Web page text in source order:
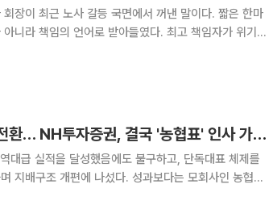
니라 책임의 언어로 받아들였다. 최고 책임자가 위기
하지만 위기 국면에
'1조 클럽' 성과 무색 각자 대표 전환… NH투자증권, 결국 '농협표' 인사 가동하나
대급 실적을 달성했음에도 불구하고, 단독대표 체제를
지배구조 개편에 나섰다. 성과보다는 모회사인 농협중